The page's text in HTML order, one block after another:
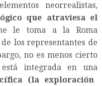
neorrealistas,
que atraviesa el
le toma a la Roma
los representantes de
no es menos cierto
integrada en una
(la exploración